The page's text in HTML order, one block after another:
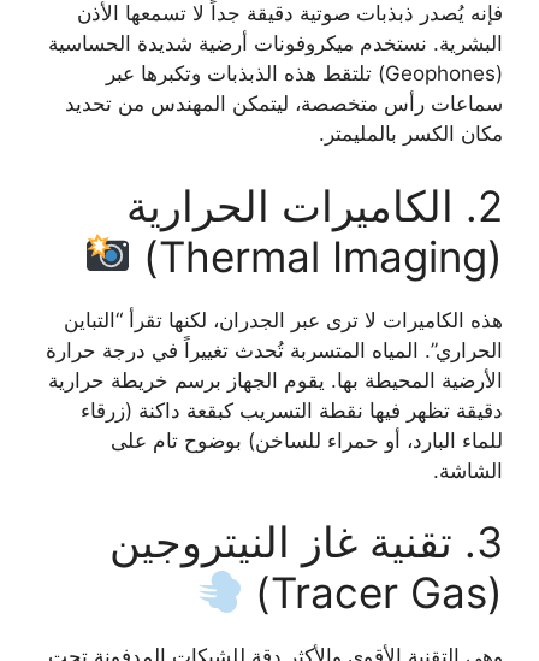
فإنه يُصدر ذبذبات صوتية دقيقة جداً لا تسمعها الأذن
البشرية. نستخدم ميكروفونات أرضية شديدة الحساسية
(Geophones) تلتقط هذه الذبذبات وتكبرها عبر
سماعات رأس متخصصة، ليتمكن المهندس من تحديد
مكان الكسر بالمليمتر.
2. الكاميرات الحرارية
(Thermal Imaging)
هذه الكاميرات لا ترى عبر الجدران، لكنها تقرأ “التباين
الحراري”. المياه المتسربة تُحدث تغييراً في درجة حرارة
الأرضية المحيطة بها. يقوم الجهاز برسم خريطة حرارية
دقيقة تظهر فيها نقطة التسريب كبقعة داكنة (زرقاء
للماء البارد، أو حمراء للساخن) بوضوح تام على
الشاشة.
3. تقنية غاز النيتروجين
(Tracer Gas)